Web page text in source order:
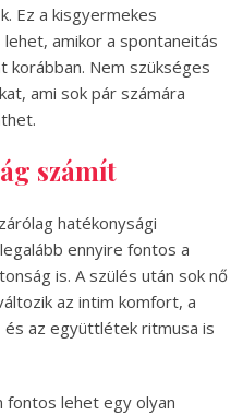
Ez a kisgyermekes
amikor a spontaneitás
korábban. Nem szükséges
ami sok pár számára
számít
hatékonysági
ennyire fontos a
is. A szülés után sok nő
az intim komfort, a
és az együttlétek ritmusa is
fontos lehet egy olyan